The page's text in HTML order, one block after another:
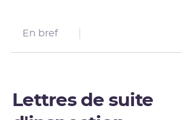
En bref
Lettres de suite